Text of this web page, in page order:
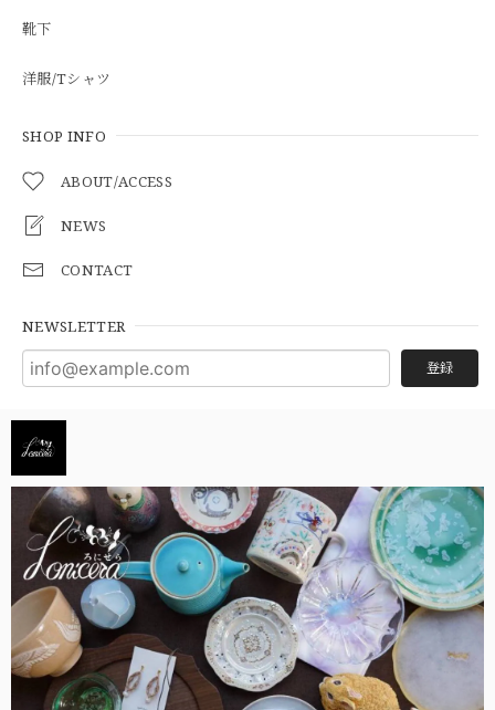
靴下
洋服/Tシャツ
SHOP INFO
ABOUT/ACCESS
NEWS
CONTACT
NEWSLETTER
登録